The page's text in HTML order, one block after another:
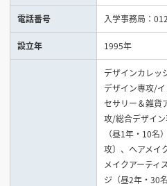
見学会WEB手引書
校内オンラインガイダ
アンケートフォーム（
電話番号 入学事務局：
設立年 1995年
デザインカレッ
デザイン専攻/
セサリー＆雑貨
攻/総合デザイ
（昼1年・10名
攻〕、ヘアメイ
メイクアーティ
ジ（昼2年・30